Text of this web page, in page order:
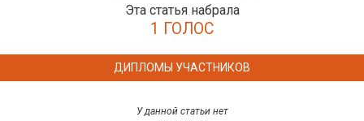
Эта статья набрала
1 ГОЛОС
ДИПЛОМЫ УЧАСТНИКОВ
У данной статьи нет